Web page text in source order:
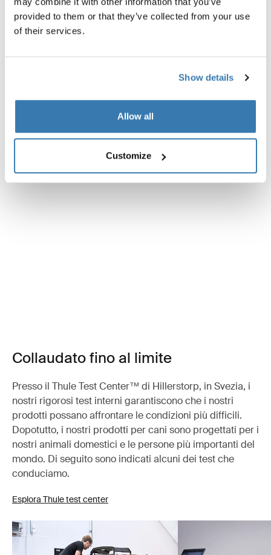
provided to them or that they’ve collected from your use
of their services.
Show details
Allow all
Customize
Collaudato fino al limite
Presso il Thule Test Center™ di Hillerstorp, in Svezia, i
nostri rigorosi test interni garantiscono che i nostri
prodotti possano affrontare le condizioni più difficili.
Dopotutto, i nostri prodotti per cani sono progettati per i
nostri animali domestici e le persone più importanti del
mondo. Di seguito sono indicati alcuni dei test che
conduciamo.
Esplora Thule test center